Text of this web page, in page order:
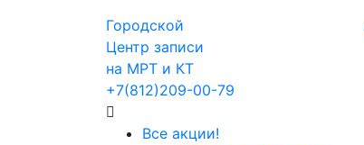
Городской
Центр записи
на МРТ и КТ
+7(812)209-00-79
Все акции!